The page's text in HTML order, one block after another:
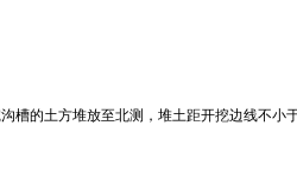
槽的土方堆放至北测，堆土距开挖边线不小